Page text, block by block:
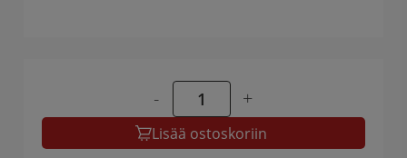
- +
Lisää ostoskoriin